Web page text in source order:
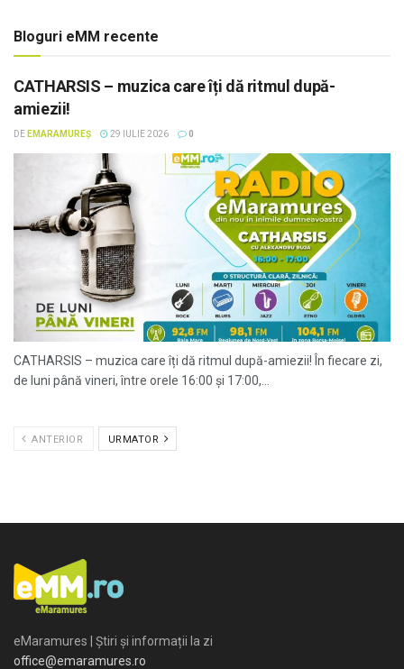
Bloguri eMM recente
CATHARSIS – muzica care îți dă ritmul după-
amiezii!
DE EMARAMUREȘ 29 IULIE 2026 0
CATHARSIS – muzica care îți dă ritmul după-amiezii! În fiecare zi,
de luni până vineri, între orele 16:00 și 17:00,...
ANTERIOR URMATOR
eMaramures | Știri și informații la zi
office@emaramures.ro